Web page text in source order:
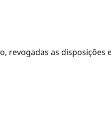
revogadas as disposições